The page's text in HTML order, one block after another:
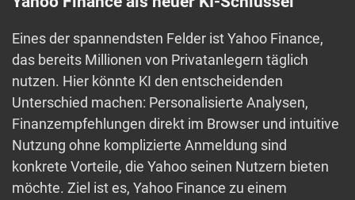
Eines der spannendsten Felder ist Yahoo Finance,
das bereits Millionen von Privatanlegern täglich
nutzen. Hier könnte KI den entscheidenden
Unterschied machen: Personalisierte Analysen,
Finanzempfehlungen direkt im Browser und intuitive
Nutzung ohne komplizierte Anmeldung sind
konkrete Vorteile, die Yahoo seinen Nutzern bieten
möchte. Ziel ist es, Yahoo Finance zu einem